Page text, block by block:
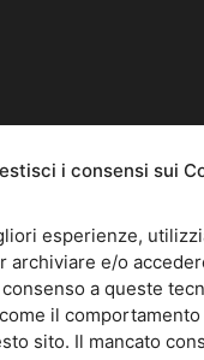
i consensi sui
esperienze,
archiviare e/o
a queste
il
sito. Il mancato